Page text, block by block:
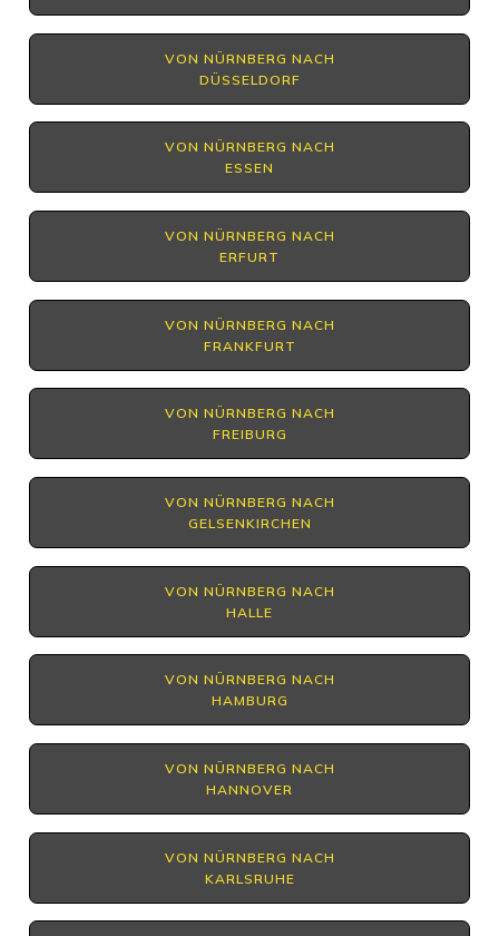
VON NÜRNBERG NACH
DÜSSELDORF
VON NÜRNBERG NACH
ESSEN
VON NÜRNBERG NACH
ERFURT
VON NÜRNBERG NACH
FRANKFURT
VON NÜRNBERG NACH
FREIBURG
VON NÜRNBERG NACH
GELSENKIRCHEN
VON NÜRNBERG NACH
HALLE
VON NÜRNBERG NACH
HAMBURG
VON NÜRNBERG NACH
HANNOVER
VON NÜRNBERG NACH
KARLSRUHE